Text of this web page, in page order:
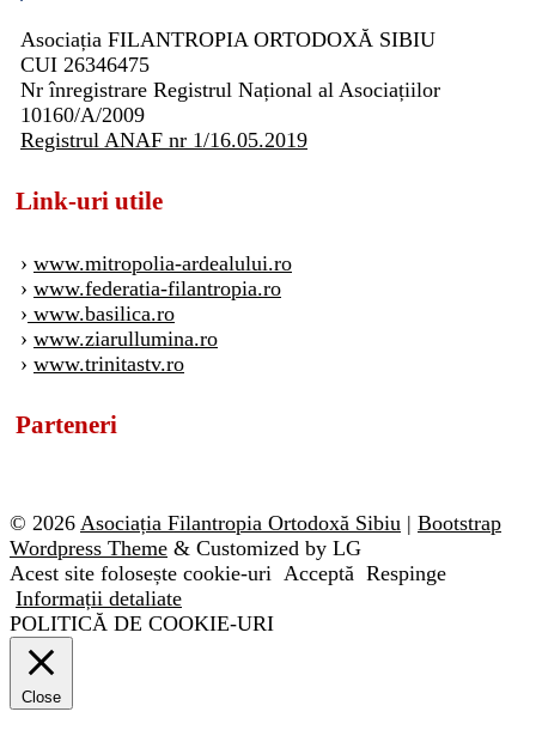
Asociația FILANTROPIA ORTODOXĂ SIBIU
CUI 26346475
Nr înregistrare Registrul Național al Asociațiilor
10160/A/2009
Registrul ANAF nr 1/16.05.2019
Link-uri utile
› www.mitropolia-ardealului.ro
› www.federatia-filantropia.ro
› www.basilica.ro
› www.ziarullumina.ro
› www.trinitastv.ro
Parteneri
© 2026 Asociația Filantropia Ortodoxă Sibiu | Bootstrap
Wordpress Theme & Customized by LG
Acest site folosește cookie-uri Acceptă Respinge
Informații detaliate
POLITICĂ DE COOKIE-URI
Close